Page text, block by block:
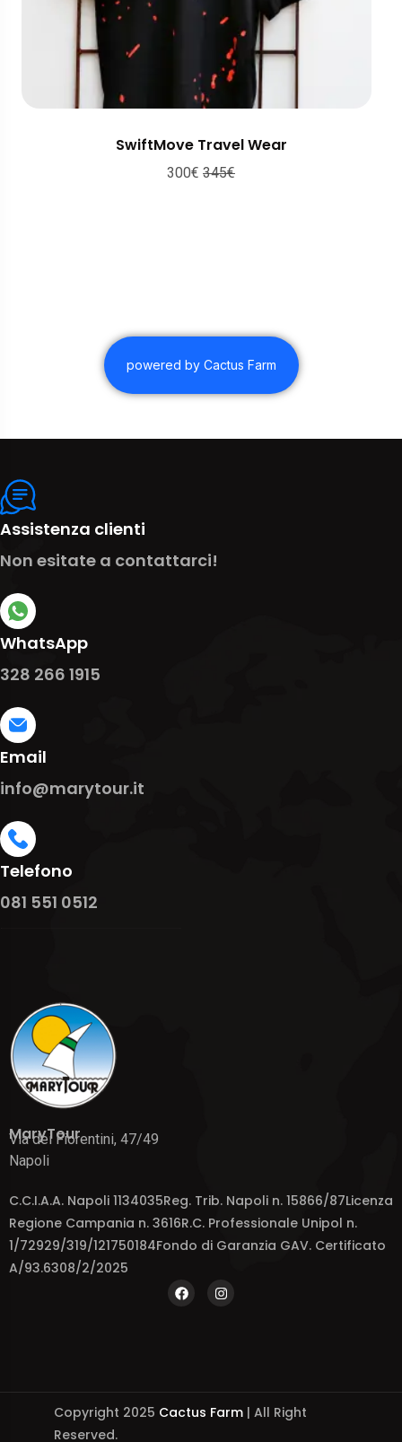
SwiftMove Travel Wear
300€ 345€
powered by Cactus Farm
Assistenza clienti
Non esitate a contattarci!
WhatsApp
328 266 1915
Email
info@marytour.it
Telefono
081 551 0512
MaryTour
Via dei Fiorentini, 47/49
Napoli
C.C.I.A.A. Napoli 1134035Reg. Trib. Napoli n. 15866/87Licenza
Regione Campania n. 3616R.C. Professionale Unipol n.
1/72929/319/121750184Fondo di Garanzia GAV. Certificato
A/93.6308/2/2025
Copyright 2025 Cactus Farm| All Right
Reserved.